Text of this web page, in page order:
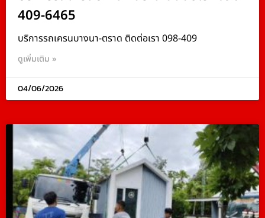
409-6465
บริการรถเครนบางนา-ตราด ติดต่อเรา 098-409
ดูเพิ่มเติม »
04/06/2026